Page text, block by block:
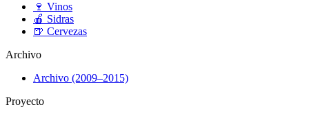
🍷 Vinos
🍎 Sidras
🍺 Cervezas
Archivo
Archivo (2009–2015)
Proyecto